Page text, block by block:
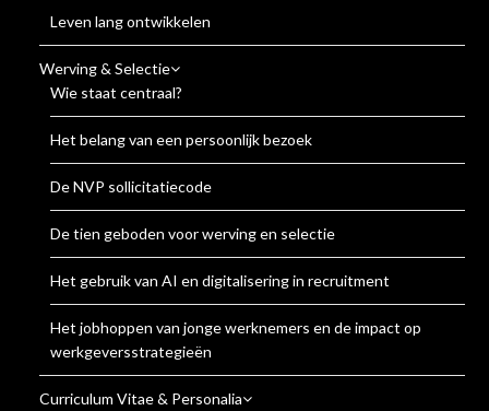
Leven lang ontwikkelen
Werving & Selectie
Wie staat centraal?
Het belang van een persoonlijk bezoek
De NVP sollicitatiecode
De tien geboden voor werving en selectie
Het gebruik van AI en digitalisering in recruitment
Het jobhoppen van jonge werknemers en de impact op
werkgeversstrategieën
Curriculum Vitae & Personalia